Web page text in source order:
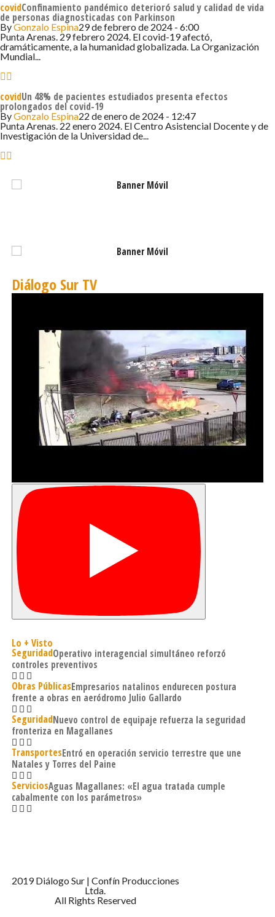
covidConfinamiento pandémico deterioró salud y calidad de vida
de personas diagnosticadas con Parkinson
ByGonzalo Espina29 de febrero de 2024 - 6:00
Punta Arenas. 29 febrero 2024. El covid-19 afectó,
dramáticamente, a la humanidad globalizada. La Organización
Mundial...
covidUn 48% de pacientes estudiados presenta efectos
prolongados del covid-19
ByGonzalo Espina22 de enero de 2024 - 12:47
Punta Arenas. 22 enero 2024. El Centro Asistencial Docente y de
Investigación de la Universidad de...
Diálogo Sur TV
Lo + Visto
SeguridadOperativo interagencial simultáneo reforzó
controles preventivos
Obras PúblicasEmpresarios natalinos endurecen postura
frente a obras en aeródromo Julio Gallardo
SeguridadNuevo control de equipaje refuerza la seguridad
fronteriza en Magallanes
TransportesEntró en operación servicio terrestre que une
Natales y Torres del Paine
ServiciosAguas Magallanes: «El agua tratada cumple
cabalmente con los parámetros»
2019 Diálogo Sur | Confín Producciones
Ltda.
All Rights Reserved